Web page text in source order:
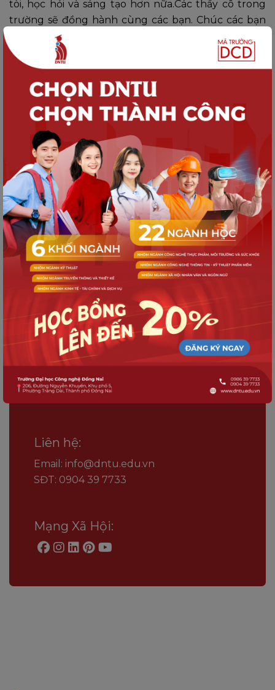
tòi, học hỏi và sáng tạo hơn nữa.Các thầy cô trong
trường sẽ đồng hành cùng các bạn. Chúc các bạn
thành công hơn nữa trong các vòng loại tiếp theo”
Ngô Tuyết Lan – Phòng Truyền thông
Hashtag:
Trường Đại học Công nghệ
Đồng Nai
Liên hệ:
Email: info@dntu.edu.vn
SĐT: 0904 39 7733
Mạng Xã Hội: